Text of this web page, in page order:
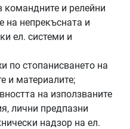
командните и релейни
на непрекъсната и
ел. системи и
по стопанисването на
и материалите;
на използваните
лични предпазни
надзор на ел.